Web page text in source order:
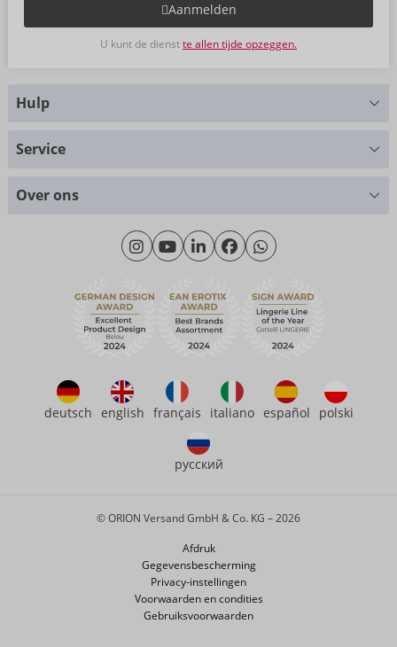
Aanmelden
U kunt de dienstte allen tijde opzeggen.
Hulp
Maandag - Donderdag: 09.00 - 16.00 uur
Vrijdag: 09.00 - 15.00 uur
Contact opnemen met
Veelgestelde vragen (FAQ)
Service
Over ons
Over ons
Duurzaamheid
eroFame
deutsch english français italiano español polski
русский
Afdruk
Gegevensbescherming
Privacy-instellingen
Voorwaarden en condities
Gebruiksvoorwaarden
© ORION Versand GmbH & Co. KG – 2026